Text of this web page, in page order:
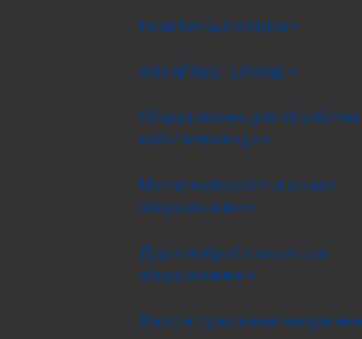
Намоточные станки
АЛТАЙЛЕСТЕХМАШ
Оборудование для обработки
кабеля/провода
Металлообрабатывающее
оборудование
Деревообрабатывающее
оборудование
Шкафы сушильные вакуумные